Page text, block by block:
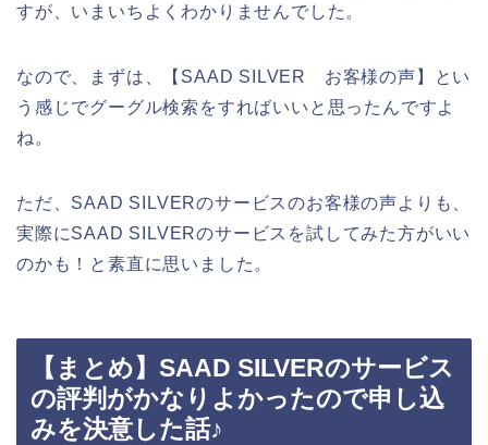
すが、いまいちよくわかりませんでした。
なので、まずは、【SAAD SILVER お客様の声】とい
う感じでグーグル検索をすればいいと思ったんですよ
ね。
ただ、SAAD SILVERのサービスのお客様の声よりも、
実際にSAAD SILVERのサービスを試してみた方がいい
のかも！と素直に思いました。
【まとめ】SAAD SILVERのサービス
の評判がかなりよかったので申し込
みを決意した話♪